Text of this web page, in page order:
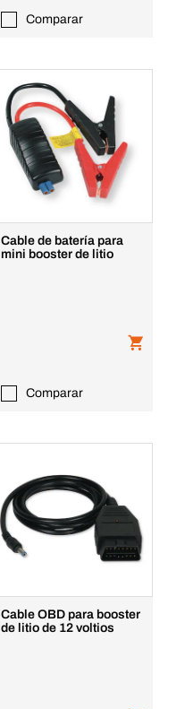
Comparar
Cable de batería para
mini booster de litio
Comparar
Cable OBD para booster
de litio de 12 voltios